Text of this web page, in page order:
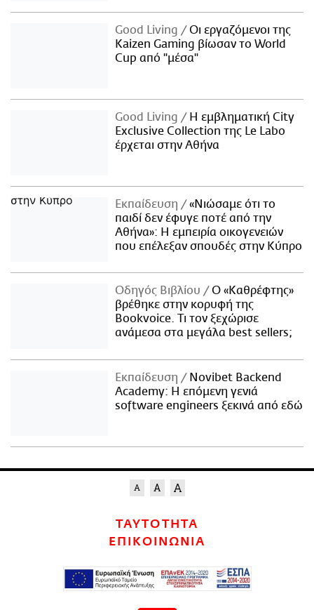
Good Living
Οι εργαζόμενοι της
Kaizen Gaming βίωσαν το World
Cup από "μέσα"
Good Living
Η εμβληματική City
Exclusive Collection της Le Labo
έρχεται στην Αθήνα
Εκπαίδευση
«Νιώσαμε ότι το
παιδί δεν έφυγε ποτέ από την
Αθήνα»: Η εμπειρία οικογενειών
που επέλεξαν σπουδές στην Κύπρο
Οδηγός Βιβλίου
Ο «Καθρέφτης»
βρέθηκε στην κορυφή της
Bookvoice. Τι τον ξεχώρισε
ανάμεσα στα μεγάλα best sellers;
Εκπαίδευση
Novibet Backend
Academy: Η επόμενη γενιά
software engineers ξεκινά από εδώ
ΤΑΥΤΟΤΗΤΑ
ΕΠΙΚΟΙΝΩΝΙΑ